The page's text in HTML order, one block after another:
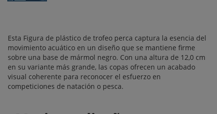
Esta Figura de plástico de trofeo perca captura la esencia del
movimiento acuático en un diseño que se mantiene firme
sobre una base de mármol negro. Con una altura de 12,0 cm
en su variante más grande, las copas ofrecen un acabado
visual coherente para reconocer el esfuerzo en
competiciones de natación o pesca.